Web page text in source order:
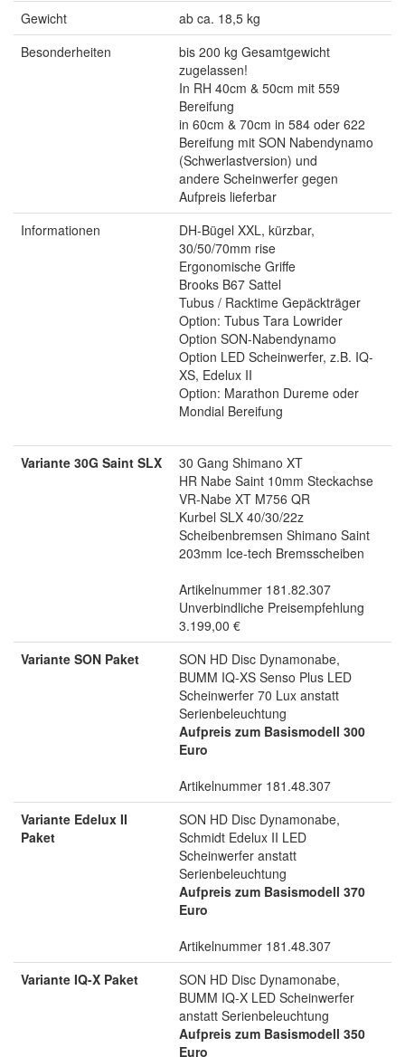
Gewicht
ab ca. 18,5 kg
Besonderheiten
bis 200 kg Gesamtgewicht
zugelassen!
In RH 40cm & 50cm mit 559
Bereifung
in 60cm & 70cm in 584 oder 622
Bereifung mit SON Nabendynamo
(Schwerlastversion) und
andere Scheinwerfer gegen
Aufpreis lieferbar
Informationen
DH-Bügel XXL, kürzbar,
30/50/70mm rise
Ergonomische Griffe
Brooks B67 Sattel
Tubus / Racktime Gepäckträger
Option: Tubus Tara Lowrider
Option SON-Nabendynamo
Option LED Scheinwerfer, z.B. IQ-
XS, Edelux II
Option: Marathon Dureme oder
Mondial Bereifung
Variante 30G Saint SLX
30 Gang Shimano XT
HR Nabe Saint 10mm Steckachse
VR-Nabe XT M756 QR
Kurbel SLX 40/30/22z
Scheibenbremsen Shimano Saint
203mm Ice-tech Bremsscheiben
Artikelnummer 181.82.307
Unverbindliche Preisempfehlung
3.199,00 €
Variante SON Paket
SON HD Disc Dynamonabe,
BUMM IQ-XS Senso Plus LED
Scheinwerfer 70 Lux anstatt
Serienbeleuchtung
Aufpreis zum Basismodell 300
Euro
Artikelnummer 181.48.307
Variante Edelux II
Paket
SON HD Disc Dynamonabe,
Schmidt Edelux II LED
Scheinwerfer anstatt
Serienbeleuchtung
Aufpreis zum Basismodell 370
Euro
Artikelnummer 181.48.307
Variante IQ-X Paket
SON HD Disc Dynamonabe,
BUMM IQ-X LED Scheinwerfer
anstatt Serienbeleuchtung
Aufpreis zum Basismodell 350
Euro